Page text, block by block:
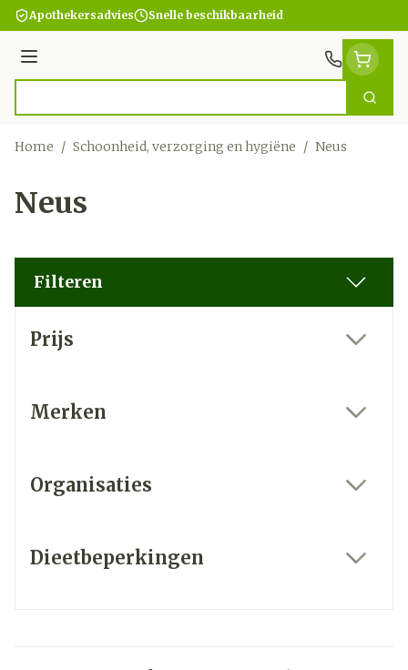
Ga naar de inhoud
Apothekersadvies Snelle beschikbaarheid
Menu
Zoek
Home / Schoonheid, verzorging en hygiëne / Neus
Neus
Filteren
Prijs
Merken
Organisaties
Dieetbeperkingen